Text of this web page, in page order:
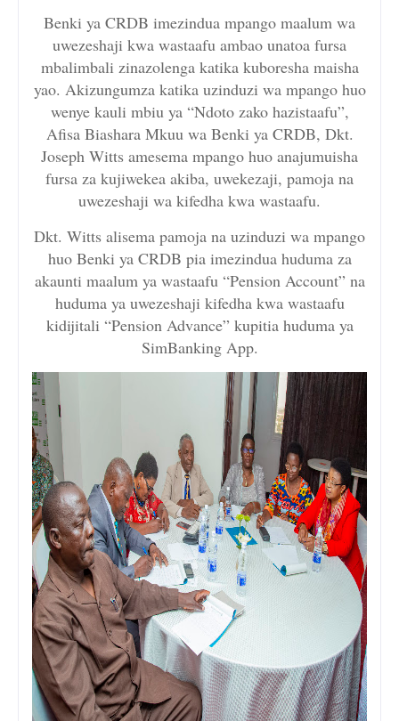
Benki ya CRDB imezindua mpango maalum wa
uwezeshaji kwa wastaafu ambao unatoa fursa
mbalimbali zinazolenga katika kuboresha maisha
yao. Akizungumza katika uzinduzi wa mpango huo
wenye kauli mbiu ya “Ndoto zako hazistaafu”,
Afisa Biashara Mkuu wa Benki ya CRDB, Dkt.
Joseph Witts amesema mpango huo anajumuisha
fursa za kujiwekea akiba, uwekezaji, pamoja na
uwezeshaji wa kifedha kwa wastaafu.
Dkt. Witts alisema pamoja na uzinduzi wa mpango
huo Benki ya CRDB pia imezindua huduma za
akaunti maalum ya wastaafu “Pension Account” na
huduma ya uwezeshaji kifedha kwa wastaafu
kidijitali “Pension Advance” kupitia huduma ya
SimBanking App.